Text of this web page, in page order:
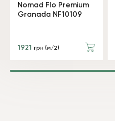
Nomad Flo Premium
Granada NF10109
1921 грн (м/2)